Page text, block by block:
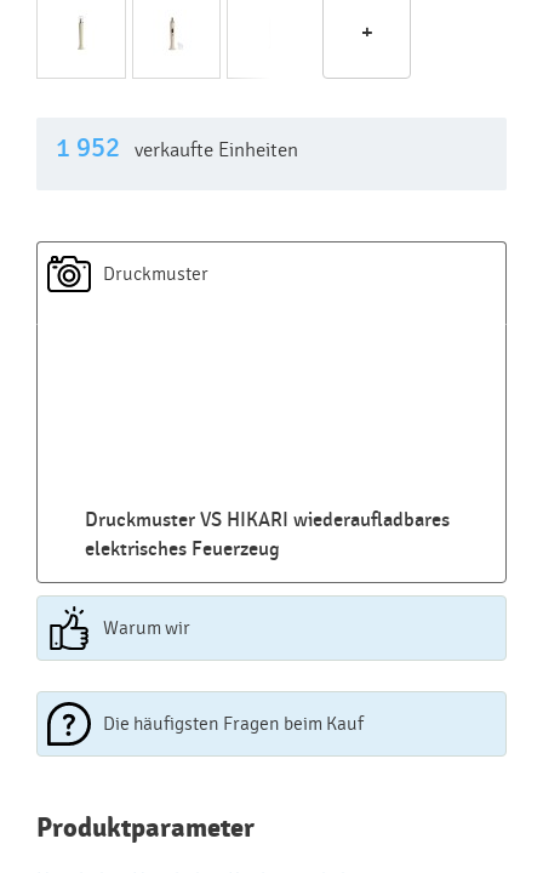
+
1 952 verkaufte Einheiten
Druckmuster
Druckmuster VS HIKARI wiederaufladbares
elektrisches Feuerzeug
Warum wir
Die häufigsten Fragen beim Kauf
Najčastejšie otázky pri nákupe
reklamných predmetov
Produktparameter